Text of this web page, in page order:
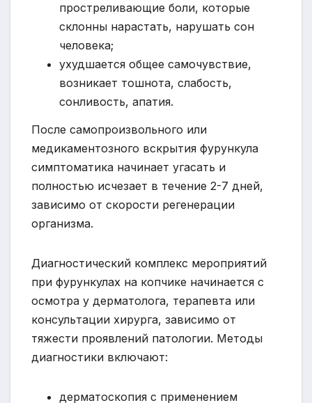
простреливающие боли, которые
склонны нарастать, нарушать сон
человека;
ухудшается общее самочувствие,
возникает тошнота, слабость,
сонливость, апатия.
После самопроизвольного или
медикаментозного вскрытия фурункула
симптоматика начинает угасать и
полностью исчезает в течение 2-7 дней,
зависимо от скорости регенерации
организма.
Диагностический комплекс мероприятий
при фурункулах на копчике начинается с
осмотра у дерматолога, терапевта или
консультации хирурга, зависимо от
тяжести проявлений патологии. Методы
диагностики включают:
дерматоскопия с применением